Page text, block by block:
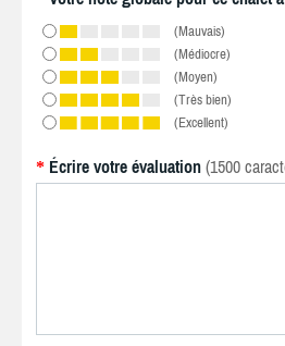
(Mauvais)
(Médiocre)
(Moyen)
(Très bien)
(Excellent)
* Écrire votre évaluation (1500